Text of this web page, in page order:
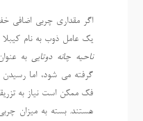
اگر مقداری چربی اضافی
یک عامل ذوب به نام
ناحیه چانه دوتایی به
گرفته می شود، اما
فک ممکن است نیاز به